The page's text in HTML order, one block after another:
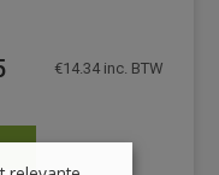
€14.34inc. BTW